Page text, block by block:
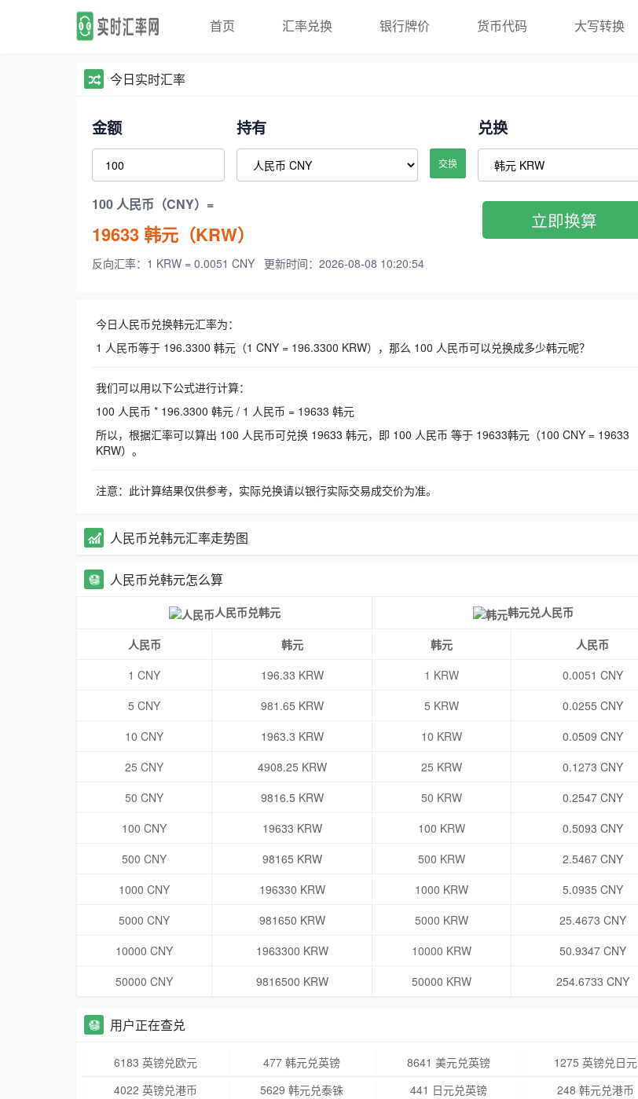
首页 汇率兑换 银行牌价 货币代码 大写转换
今日实时汇率
金额 持有
交换
兑换
100 人民币（CNY）=
19633韩元（KRW）
反向汇率：1 KRW = 0.0051 CNY 更新时间：2026-08-08 10:20:54
立即换算
今日人民币兑换韩元汇率为：
1 人民币等于 196.3300 韩元（1 CNY = 196.3300 KRW），那么 100 人民币可以兑换成多少韩元呢？
我们可以用以下公式进行计算：
100 人民币 * 196.3300 韩元 / 1 人民币 = 19633 韩元
所以，根据汇率可以算出 100 人民币可兑换 19633 韩元，即 100 人民币 等于 19633韩元（100 CNY = 19633
KRW）。
注意：此计算结果仅供参考，实际兑换请以银行实际交易成交价为准。
人民币兑韩元汇率走势图
人民币兑韩元怎么算
人民币兑韩元 韩元兑人民币
人民币 韩元 韩元
人民币
1 CNY
196.33 KRW 1 KRW
0.0051 CNY
5 CNY
981.65 KRW 5 KRW
0.0255 CNY
10 CNY
1963.3 KRW 10 KRW
0.0509 CNY
25 CNY
4908.25 KRW 25 KRW
0.1273 CNY
50 CNY
9816.5 KRW 50 KRW
0.2547 CNY
100 CNY
19633 KRW 100 KRW
0.5093 CNY
500 CNY
98165 KRW 500 KRW
2.5467 CNY
1000 CNY
196330 KRW 1000 KRW
5.0935 CNY
5000 CNY
981650 KRW 5000 KRW
25.4673 CNY
10000 CNY
1963300 KRW 10000 KRW
50.9347 CNY
50000 CNY
9816500 KRW 50000 KRW 254.6733 CNY
用户正在查兑
6183 英镑兑欧元 477 韩元兑英镑 8641 美元兑英镑
1275 英镑兑日元
4022 英镑兑港币
5629 韩元兑泰铢 441 日元兑英镑
248 韩元兑港币